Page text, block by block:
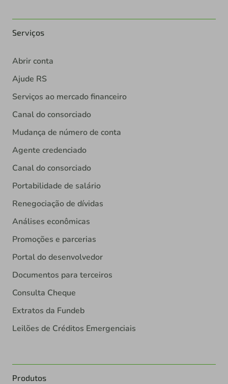
Serviços
Abrir conta
Ajude RS
Serviços ao mercado financeiro
Canal do consorciado
Mudança de número de conta
Agente credenciado
Canal do consorciado
Portabilidade de salário
Renegociação de dívidas
Análises econômicas
Promoções e parcerias
Portal do desenvolvedor
Documentos para terceiros
Consulta Cheque
Extratos da Fundeb
Leilões de Créditos Emergenciais
Produtos